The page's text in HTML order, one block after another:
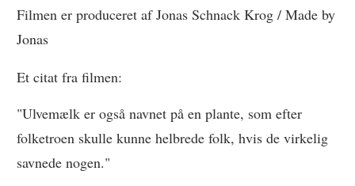
Filmen er produceret af Jonas Schnack Krog / Made by
Jonas
Et citat fra filmen:
"Ulvemælk er også navnet på en plante, som efter
folketroen skulle kunne helbrede folk, hvis de virkelig
savnede nogen."